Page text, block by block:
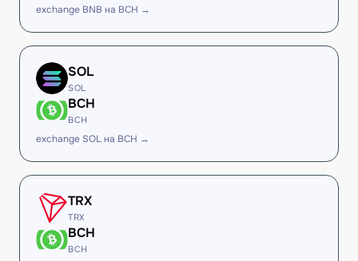
exchange BNB на BCH →
SOL
SOL
BCH
BCH
exchange SOL на BCH →
TRX
TRX
BCH
BCH